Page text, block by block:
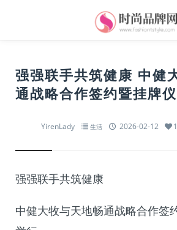
强强联手共筑健康 中健
通战略合作签约暨挂牌
YirenLady 生活 2026-02-12
强强联手共筑健康
中健大牧与天地畅通战略合作签